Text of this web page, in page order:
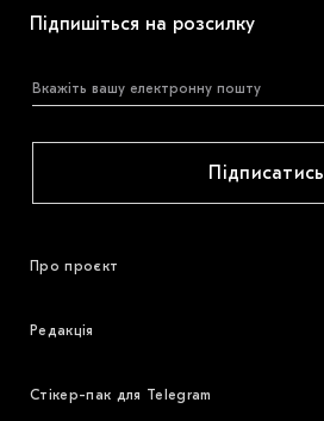
Підпишіться на розсилку
Підписатись
Про проєкт
Редакція
Стікер-пак для Telegram